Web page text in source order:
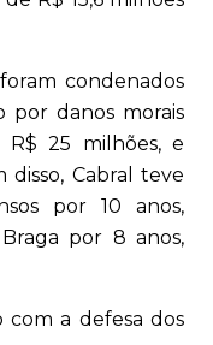
condenados
por danos morais
R$ 25 milhões, e
disso, Cabral teve
por 10 anos,
por 8 anos,
com a defesa dos